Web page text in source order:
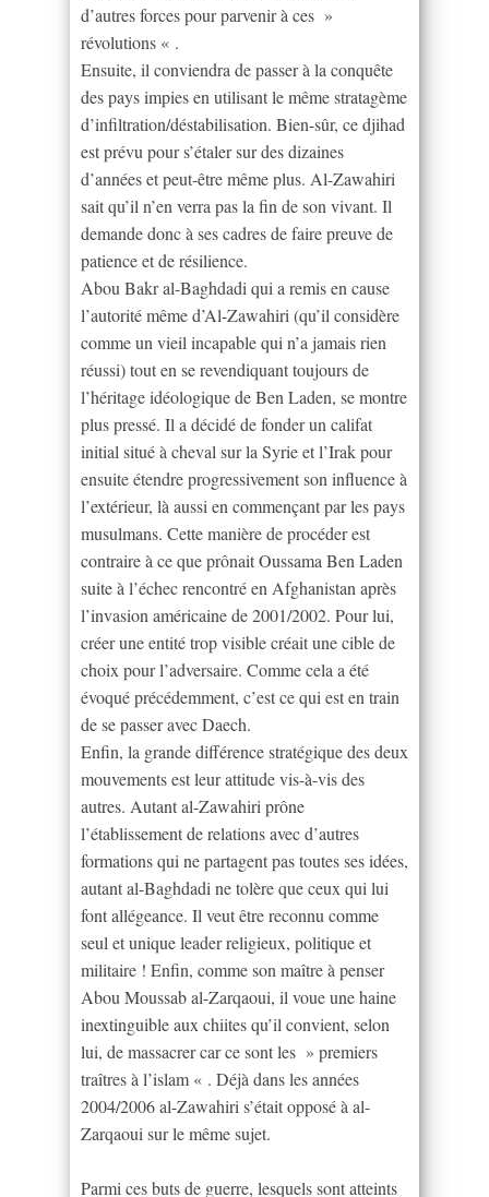
d’autres forces pour parvenir à ces »
révolutions « .
Ensuite, il conviendra de passer à la conquête
des pays impies en utilisant le même stratagème
d’infiltration/déstabilisation. Bien-sûr, ce djihad
est prévu pour s’étaler sur des dizaines
d’années et peut-être même plus. Al-Zawahiri
sait qu’il n’en verra pas la fin de son vivant. Il
demande donc à ses cadres de faire preuve de
patience et de résilience.
Abou Bakr al-Baghdadi qui a remis en cause
l’autorité même d’Al-Zawahiri (qu’il considère
comme un vieil incapable qui n’a jamais rien
réussi) tout en se revendiquant toujours de
l’héritage idéologique de Ben Laden, se montre
plus pressé. Il a décidé de fonder un califat
initial situé à cheval sur la Syrie et l’Irak pour
ensuite étendre progressivement son influence à
l’extérieur, là aussi en commençant par les pays
musulmans. Cette manière de procéder est
contraire à ce que prônait Oussama Ben Laden
suite à l’échec rencontré en Afghanistan après
l’invasion américaine de 2001/2002. Pour lui,
créer une entité trop visible créait une cible de
choix pour l’adversaire. Comme cela a été
évoqué précédemment, c’est ce qui est en train
de se passer avec Daech.
Enfin, la grande différence stratégique des deux
mouvements est leur attitude vis-à-vis des
autres. Autant al-Zawahiri prône
l’établissement de relations avec d’autres
formations qui ne partagent pas toutes ses idées,
autant al-Baghdadi ne tolère que ceux qui lui
font allégeance. Il veut être reconnu comme
seul et unique leader religieux, politique et
militaire ! Enfin, comme son maître à penser
Abou Moussab al-Zarqaoui, il voue une haine
inextinguible aux chiites qu’il convient, selon
lui, de massacrer car ce sont les » premiers
traîtres à l’islam « . Déjà dans les années
2004/2006 al-Zawahiri s’était opposé à al-
Zarqaoui sur le même sujet.
Parmi ces buts de guerre, lesquels sont atteints